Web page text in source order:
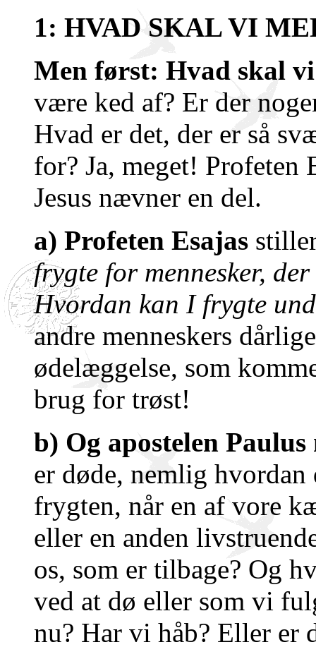
1: HVAD SKAL VI
Men først: Hvad skal
være ked af? Er der
Hvad er det, der er så
for? Ja, meget! Profeten
Jesus nævner en del.
a) Profeten Esajas
frygte for mennesker,
Hvordan kan I frygte
andre menneskers
ødelæggelse, som
brug for trøst!
b) Og apostelen
er døde, nemlig
frygten, når en af vore
eller en anden
os, som er tilbage? Og
ved at dø eller som vi
nu? Har vi håb? Eller er